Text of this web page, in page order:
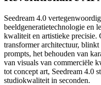
Seedream 4.0
beeldgeneratietechnologie en
kwaliteit en artistieke precisie.
transformer architectuur,
prompts, het behouden van
van visuals van commerciële
tot concept art, Seedream 4.0
studiokwaliteit in seconden.